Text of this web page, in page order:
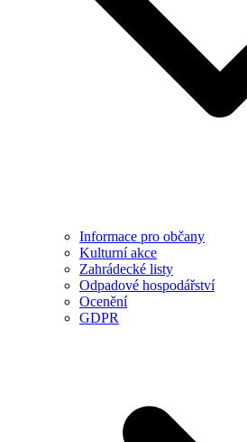
Informace pro občany
Kulturní akce
Zahrádecké listy
Odpadové hospodářství
Ocenění
GDPR